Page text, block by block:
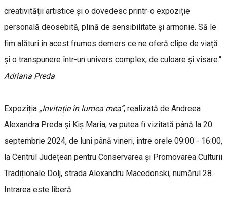
creativității artistice și o dovedesc printr-o expoziție
personală deosebită, plină de sensibilitate și armonie. Să le
fim alături în acest frumos demers ce ne oferă clipe de viață
și o transpunere într-un univers complex, de culoare și visare.“
Adriana Preda
Expoziția „Invitație în lumea mea“, realizată de Andreea
Alexandra Preda și Kiș Maria, va putea fi vizitată până la 20
septembrie 2024, de luni până vineri, între orele 09:00 - 16:00,
la Centrul Județean pentru Conservarea și Promovarea Culturii
Tradiționale Dolj, strada Alexandru Macedonski, numărul 28.
Intrarea este liberă.